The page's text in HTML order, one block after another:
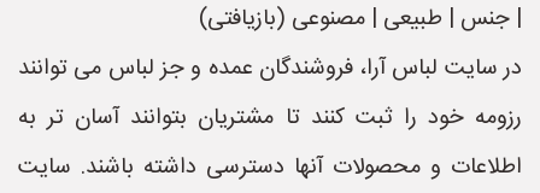
| جنس | طبیعی | مصنوعی (بازیافتی)
در سایت لباس آرا، فروشندگان عمده و جز لباس می توانند
رزومه خود را ثبت کنند تا مشتریان بتوانند آسان تر به
اطلاعات و محصولات آنها دسترسی داشته باشند. سایت